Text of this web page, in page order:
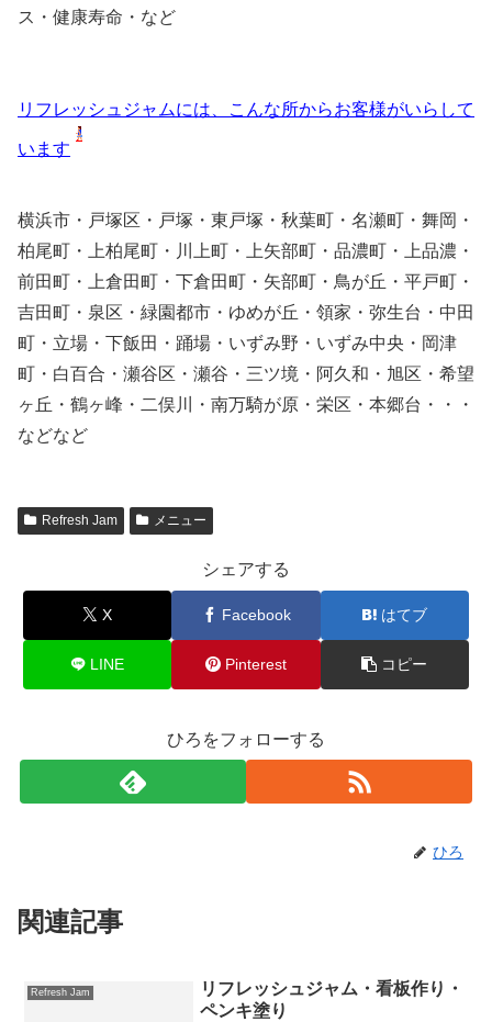
ス・健康寿命・など
リフレッシュジャムには、こんな所からお客様がいらして
います
横浜市・戸塚区・戸塚・東戸塚・秋葉町・名瀬町・舞岡・
柏尾町・上柏尾町・川上町・上矢部町・品濃町・上品濃・
前田町・上倉田町・下倉田町・矢部町・鳥が丘・平戸町・
吉田町・泉区・緑園都市・ゆめが丘・領家・弥生台・中田
町・立場・下飯田・踊場・いずみ野・いずみ中央・岡津
町・白百合・瀬谷区・瀬谷・三ツ境・阿久和・旭区・希望
ヶ丘・鶴ヶ峰・二俣川・南万騎が原・栄区・本郷台・・・
などなど
Refresh Jam メニュー
シェアする
X Facebook はてブ
LINE Pinterest コピー
ひろをフォローする
ひろ
関連記事
Refresh Jam
リフレッシュジャム・看板作り・
ペンキ塗り